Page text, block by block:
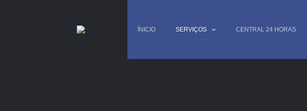
ÍNICIO SERVIÇOS CENTRAL 24 HORAS